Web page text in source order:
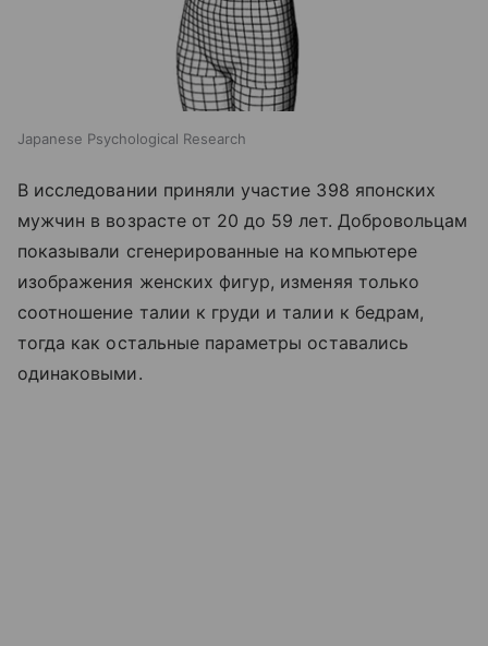
Japanese Psychological Research
В исследовании приняли участие 398 японских
мужчин в возрасте от 20 до 59 лет. Добровольцам
показывали сгенерированные на компьютере
изображения женских фигур, изменяя только
соотношение талии к груди и талии к бедрам,
тогда как остальные параметры оставались
одинаковыми.